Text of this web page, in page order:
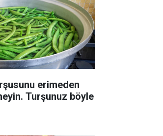
erimeden
Turşunuz böyle